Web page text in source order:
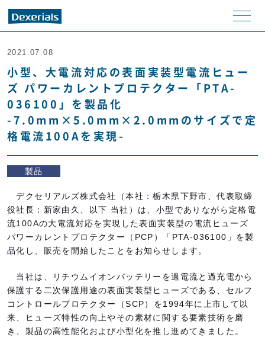
メニ
小型、大電流対応の表面実装型電流ヒュー
ズ パワーカレントプロテクター「PTA-
036100」を製品化
-7.0mm×5.0mm×2.0mmのサイズで定
格電流100Aを実現-
製品
2021.07.08
デクセリアルズ株式会社（本社：栃木県下野市、代表取締
役社長：新家由久、以下 当社）は、小型でありながら定格電
流100Aの大電流対応を実現した表面実装型の電流ヒューズ
パワーカレントプロテクター（PCP）「PTA-036100」を製
品化し、販売を開始したことをお知らせします。
当社は、リチウムイオンバッテリーを過電流と過充電から
保護する二次保護用途の表面実装型ヒューズである、セルフ
コントロールプロテクター（SCP）を1994年に上市して以
来、ヒューズ特性の向上やその素材に関する要素技術を磨
き、製品の高性能化および小型化を推し進めてきました。